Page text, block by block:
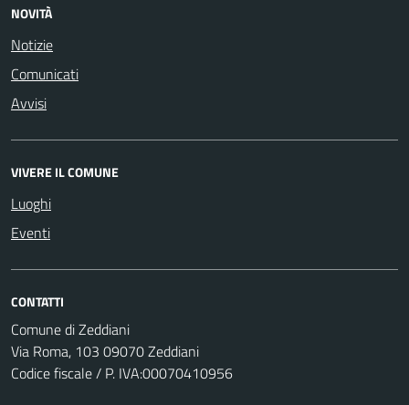
NOVITÀ
Notizie
Comunicati
Avvisi
VIVERE IL COMUNE
Luoghi
Eventi
CONTATTI
Comune di Zeddiani
Via Roma, 103 09070 Zeddiani
Codice fiscale / P. IVA:00070410956